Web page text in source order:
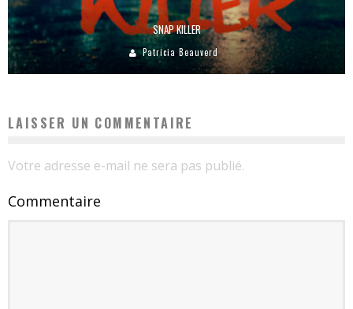
SNAP KILLER
Patricia Beauverd
LAISSER UN COMMENTAIRE
Votre adresse e-mail ne sera pas publié.
Commentaire